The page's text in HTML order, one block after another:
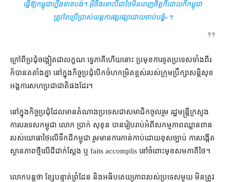
ធ្វើ​ឱ្យ​កម្ពុជា​ហ្នឹង​ខាតបង់។ អ៊ីចឹង​ទោះបីជា​ថៃ​មិន​ពេញចិត្ត​ក៏ដោយ​ក៏​កម្ពុជា​
ត្រូវតែ​ប្រើប្រាស់​យន្តការ​ផ្សះផ្សា​ដោយ​ចាប់បង្ខំ»។
ក្រៅពី​ប្រជុំ​ចង្អៀត​ជា​លក្ខណៈ​ទ្វេភាគី​ហើយ​នោះ ប្រមុខ​ការទូត​ប្រទេស​ទាំងពីរ​
ក៏បាន​តតាំង​គ្នា នៅក្នុង​កិច្ចប្រជុំ​បើកចំហ​កម្រិត​ខ្ពស់​របស់​ក្រុមប្រឹក្សាសន្តិសុខ​
អង្គការសហប្រជាជាតិ​ផង​ដែរ​។​
នៅក្នុង​កិច្ចប្រជុំ​ដែល​មាន​តំណាង​ប្រទេស​ជា​សមាជិក​ចូលរួម រដ្ឋមន្ត្រី​ក្រសួង
ការបរទេស​កម្ពុជា លោក ប្រាក់ សុខុន បាន​រៀបរាប់​អំពី​សកម្មភាព​ឈ្លានពាន​
របស់​យោធា​ថៃ​លើ​ទឹកដី​កម្ពុជា រួមមាន​ការ​កាន់កាប់​ដោយ​ខុសច្បាប់ ការបង្កើត​
ស្ថានភាព​ថ្មី​លើ​ដី​ជាក់ស្ដែង ឬ faits accomplis នៅ​ចំពោះមុខ​សម​ភាគី​ថៃ។
លោក​បន្ត​ថា ខ្សែបន្ទាត់​ព្រំដែន និង​អធិបតេយ្យភាព​របស់​ប្រទេស​មួយ មិន​ត្រូវ​